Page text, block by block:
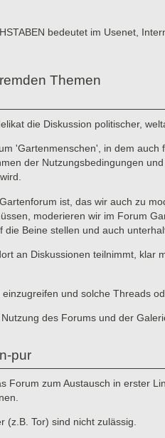
bedeutet im Usenet,
Themen
die Diskussion politischer,
'Gartenmenschen', in dem
der Nutzungsbedingungen
ist, das wir auch zu
moderieren wir im Forum
Beine stellen und auch
an Diskussionen teilnimmt,
und solche Threads
des Forums und der
pur
Forum zum Austausch in erster
(z.B. Tor) sind nicht zulässig.